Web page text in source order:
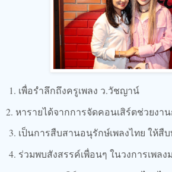
1. เพื่อรำลึกถึงครูเพลง ว.วัชญาน์
2. หารายได้จากการจัดคอนเสิร์ตช่วยงา
3. เป็นการสืบสานอนุรักษ์เพลงไทย ให้สื
4. ร่วมพบสังสรรค์เพื่อนๆ ในวงการเพล